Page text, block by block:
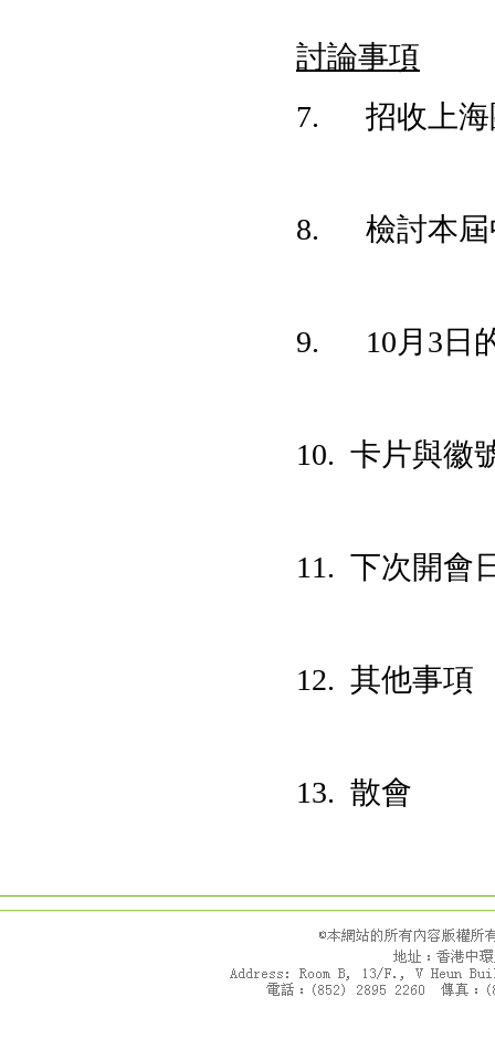
討論事項
7. 招收上海
8. 檢討本屆
9. 10月3日
10. 卡片與徽
11. 下次開會
12. 其他事項
13. 散會